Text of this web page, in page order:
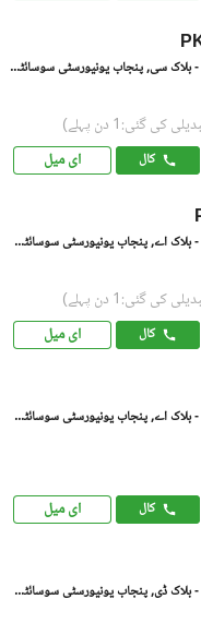
پنجاب یونیورسٹی فیز 2 - بلاک سی, پنجاب یونیورسٹی سوسائٹی فیز 2
کی گئی:1 دن پہلے)
کال ای میل
پنجاب یونیورسٹی فیز 2 - بلاک اے, پنجاب یونیورسٹی سوسائٹی فیز 2
کی گئی:1 دن پہلے)
کال ای میل
پنجاب یونیورسٹی فیز 2 - بلاک اے, پنجاب یونیورسٹی سوسائٹی فیز 2
کال ای میل
پنجاب یونیورسٹی فیز 2 - بلاک ڈی, پنجاب یونیورسٹی سوسائٹی فیز 2